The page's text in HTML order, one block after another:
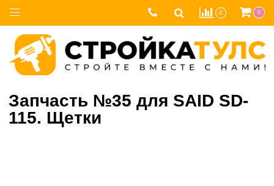
0 0
Запчасть №35 для SAID SD-
115. Щетки